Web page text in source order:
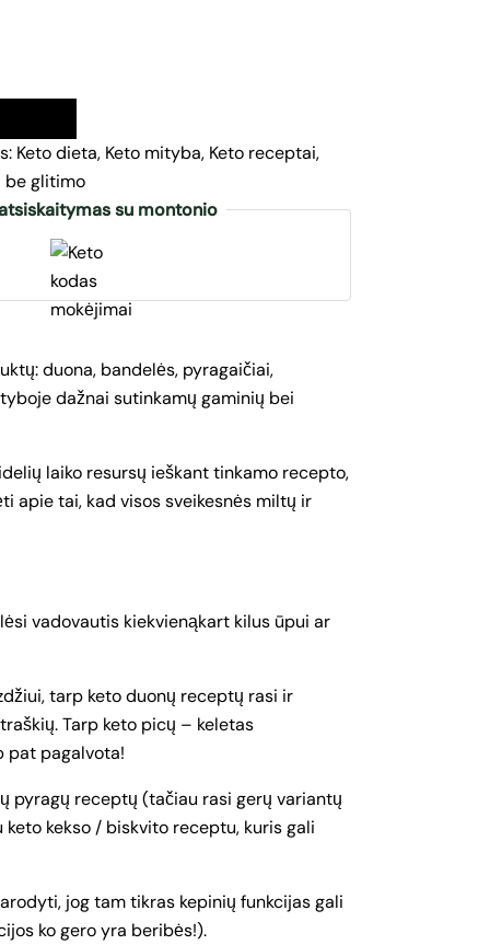
Keto dieta, Keto mityba, Keto receptai,
be glitimo
su montonio
duona, bandelės, pyragaičiai,
dažnai sutinkamų gaminių bei
laiko resursų ieškant tinkamo recepto,
apie tai, kad visos sveikesnės miltų ir
vadovautis kiekvienąkart kilus ūpui ar
tarp keto duonų receptų rasi ir
Tarp keto picų – keletas
pat pagalvota!
pyragų receptų (tačiau rasi gerų variantų
kekso / biskvito receptu, kuris gali
jog tam tikras kepinių funkcijas gali
ko gero yra beribės!).